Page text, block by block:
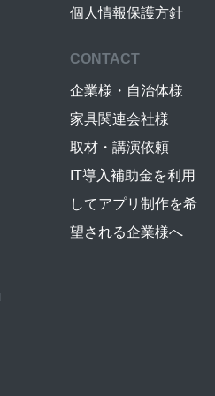
個人情報保護方針
CONTACT
企業様・自治体様
家具関連会社様
取材・講演依頼
IT導入補助金を利用
してアプリ制作を希
望される企業様へ